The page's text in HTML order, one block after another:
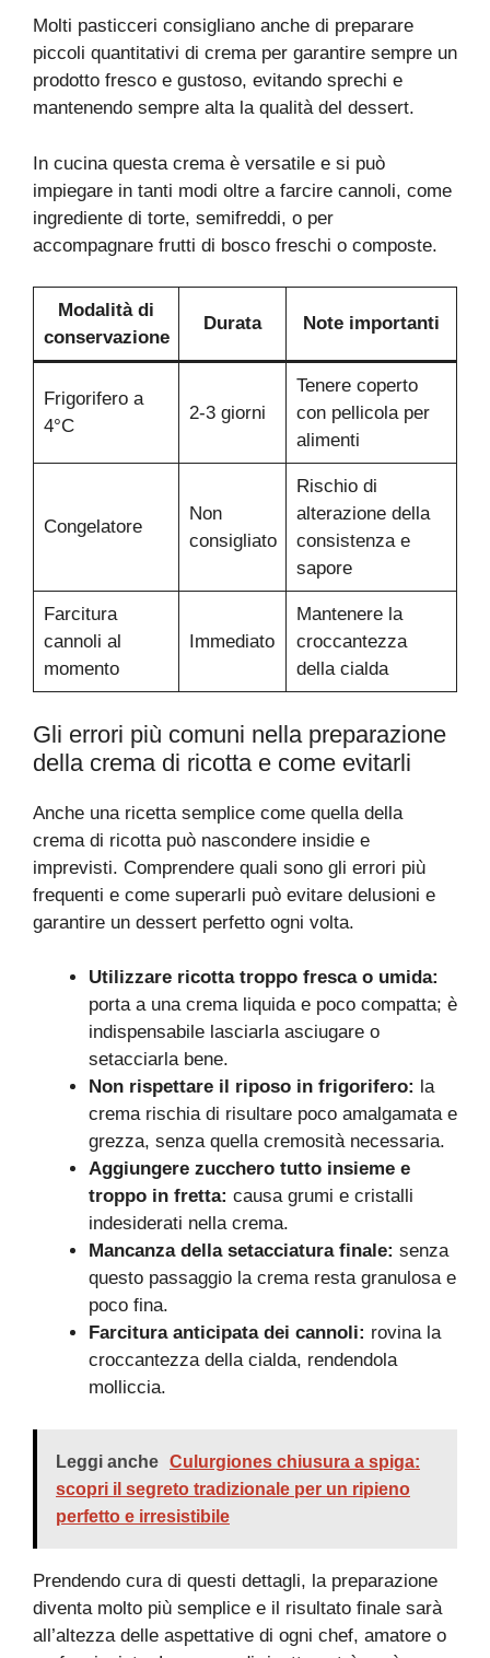
Molti pasticceri consigliano anche di preparare
piccoli quantitativi di crema per garantire sempre un
prodotto fresco e gustoso, evitando sprechi e
mantenendo sempre alta la qualità del dessert.
In cucina questa crema è versatile e si può
impiegare in tanti modi oltre a farcire cannoli, come
ingrediente di torte, semifreddi, o per
accompagnare frutti di bosco freschi o composte.
Modalità di
conservazione
Durata Note importanti
Frigorifero a
4°C
2-3 giorni
Tenere coperto
con pellicola per
alimenti
Congelatore
Non
consigliato
Rischio di
alterazione della
consistenza e
sapore
Farcitura
cannoli al
momento
Immediato
Mantenere la
croccantezza
della cialda
Gli errori più comuni nella preparazione
della crema di ricotta e come evitarli
Anche una ricetta semplice come quella della
crema di ricotta può nascondere insidie e
imprevisti. Comprendere quali sono gli errori più
frequenti e come superarli può evitare delusioni e
garantire un dessert perfetto ogni volta.
Utilizzare ricotta troppo fresca o umida:
porta a una crema liquida e poco compatta; è
indispensabile lasciarla asciugare o
setacciarla bene.
Non rispettare il riposo in frigorifero: la
crema rischia di risultare poco amalgamata e
grezza, senza quella cremosità necessaria.
Aggiungere zucchero tutto insieme e
troppo in fretta: causa grumi e cristalli
indesiderati nella crema.
Mancanza della setacciatura finale: senza
questo passaggio la crema resta granulosa e
poco fina.
Farcitura anticipata dei cannoli: rovina la
croccantezza della cialda, rendendola
molliccia.
Leggi anche Culurgiones chiusura a spiga:
scopri il segreto tradizionale per un ripieno
perfetto e irresistibile
Prendendo cura di questi dettagli, la preparazione
diventa molto più semplice e il risultato finale sarà
all’altezza delle aspettative di ogni chef, amatore o